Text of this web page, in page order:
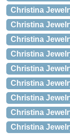
Christina
Christina
Christina
Christina
Christina
Christina
Christina
Christina
Christina